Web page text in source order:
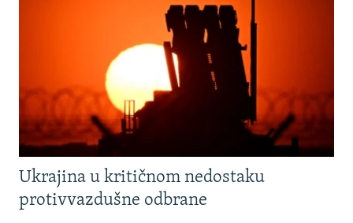
Ukrajina u kritičnom nedostaku
protivvazdušne odbrane